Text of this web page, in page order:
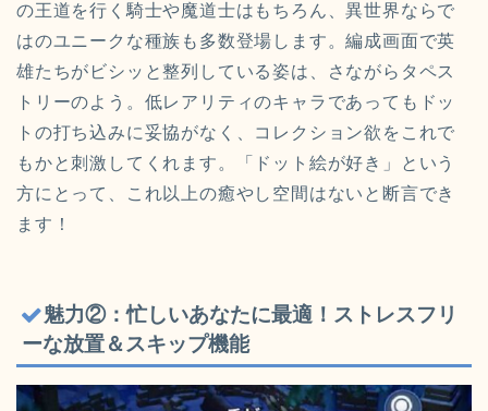
の王道を行く騎士や魔道士はもちろん、異世界ならで
はのユニークな種族も多数登場します。編成画面で英
雄たちがビシッと整列している姿は、さながらタペス
トリーのよう。低レアリティのキャラであってもドッ
トの打ち込みに妥協がなく、コレクション欲をこれで
もかと刺激してくれます。「ドット絵が好き」という
方にとって、これ以上の癒やし空間はないと断言でき
ます！
魅力②：忙しいあなたに最適！ストレスフリ
ーな放置＆スキップ機能